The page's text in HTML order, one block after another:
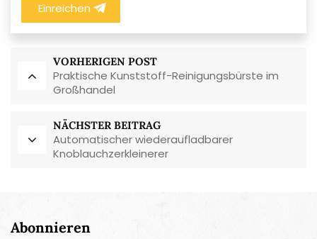
Einreichen
VORHERIGEN POST
Praktische Kunststoff-Reinigungsbürste im
Großhandel
NÄCHSTER BEITRAG
Automatischer wiederaufladbarer
Knoblauchzerkleinerer
Abonnieren